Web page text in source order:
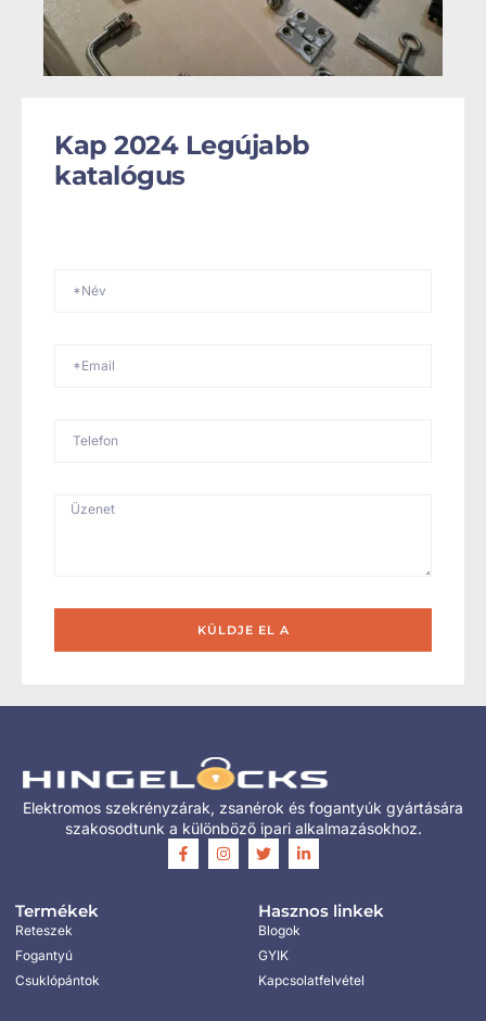
Kap 2024 Legújabb
katalógus
KÜLDJE EL A
Elektromos szekrényzárak, zsanérok és fogantyúk gyártására
szakosodtunk a különböző ipari alkalmazásokhoz.
Termékek
Reteszek
Fogantyú
Csuklópántok
Hasznos linkek
Blogok
GYIK
Kapcsolatfelvétel